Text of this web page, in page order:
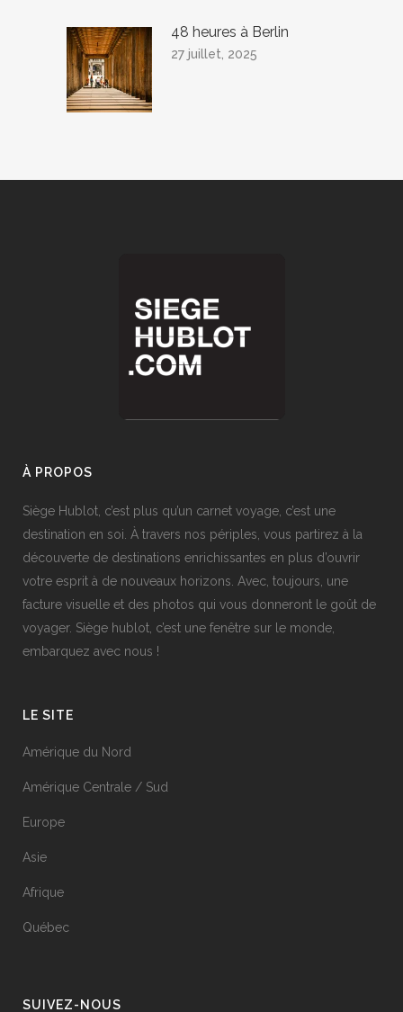
48 heures à Berlin
27 juillet, 2025
À PROPOS
Siège Hublot, c’est plus qu’un carnet voyage, c’est une
destination en soi. À travers nos périples, vous partirez à la
découverte de destinations enrichissantes en plus d’ouvrir
votre esprit à de nouveaux horizons. Avec, toujours, une
facture visuelle et des photos qui vous donneront le goût de
voyager. Siège hublot, c’est une fenêtre sur le monde,
embarquez avec nous !
LE SITE
Amérique du Nord
Amérique Centrale / Sud
Europe
Asie
Afrique
Québec
SUIVEZ-NOUS